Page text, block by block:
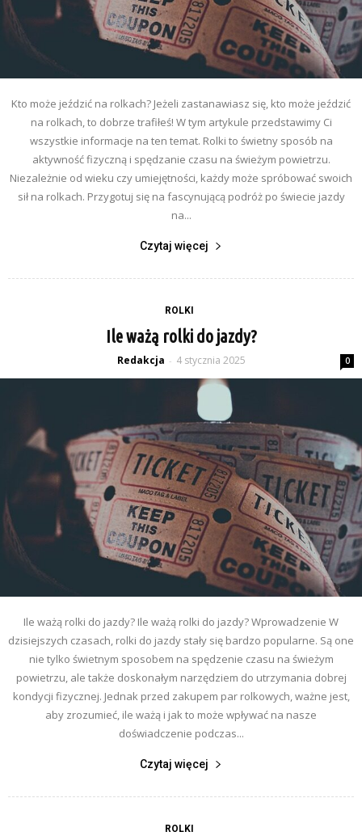
Kto może jeździć na rolkach? Jeżeli zastanawiasz się, kto może jeździć
na rolkach, to dobrze trafiłeś! W tym artykule przedstawimy Ci
wszystkie informacje na ten temat. Rolki to świetny sposób na
aktywność fizyczną i spędzanie czasu na świeżym powietrzu.
Niezależnie od wieku czy umiejętności, każdy może spróbować swoich
sił na rolkach. Przygotuj się na fascynującą podróż po świecie jazdy
na...
Czytaj więcej
ROLKI
Ile ważą rolki do jazdy?
Redakcja - 4 stycznia 2025 0
Ile ważą rolki do jazdy? Ile ważą rolki do jazdy? Wprowadzenie W
dzisiejszych czasach, rolki do jazdy stały się bardzo popularne. Są one
nie tylko świetnym sposobem na spędzenie czasu na świeżym
powietrzu, ale także doskonałym narzędziem do utrzymania dobrej
kondycji fizycznej. Jednak przed zakupem par rolkowych, ważne jest,
aby zrozumieć, ile ważą i jak to może wpływać na nasze
doświadczenie podczas...
Czytaj więcej
ROLKI